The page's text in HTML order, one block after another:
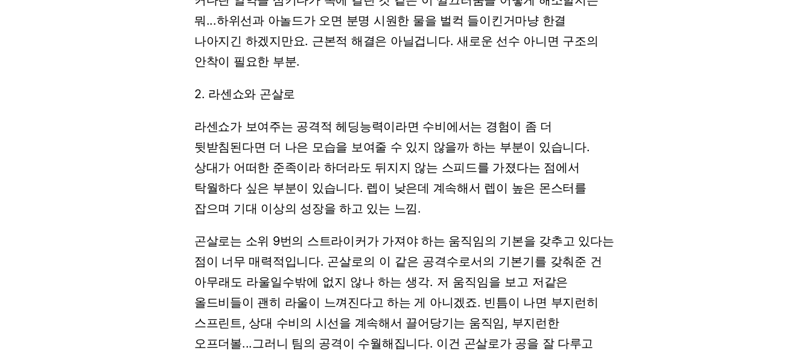
뭐...하위선과 아놀드가 오면 분명 시원한 물을 벌컥 들이킨거마냥 한결
나아지긴 하겠지만요. 근본적 해결은 아닐겁니다. 새로운 선수 아니면 구조의
안착이 필요한 부분.
2. 라센쇼와 곤살로
라센쇼가 보여주는 공격적 헤딩능력이라면 수비에서는 경험이 좀 더
뒷받침된다면 더 나은 모습을 보여줄 수 있지 않을까 하는 부분이 있습니다.
상대가 어떠한 준족이라 하더라도 뒤지지 않는 스피드를 가졌다는 점에서
탁월하다 싶은 부분이 있습니다. 렙이 낮은데 계속해서 렙이 높은 몬스터를
잡으며 기대 이상의 성장을 하고 있는 느낌.
곤살로는 소위 9번의 스트라이커가 가져야 하는 움직임의 기본을 갖추고 있다는
점이 너무 매력적입니다. 곤살로의 이 같은 공격수로서의 기본기를 갖춰준 건
아무래도 라울일수밖에 없지 않나 하는 생각. 저 움직임을 보고 저같은
올드비들이 괜히 라울이 느껴진다고 하는 게 아니겠죠. 빈틈이 나면 부지런히
스프린트, 상대 수비의 시선을 계속해서 끌어당기는 움직임, 부지런한
오프더볼...그러니 팀의 공격이 수월해집니다. 이건 곤살로가 공을 잘 다루고